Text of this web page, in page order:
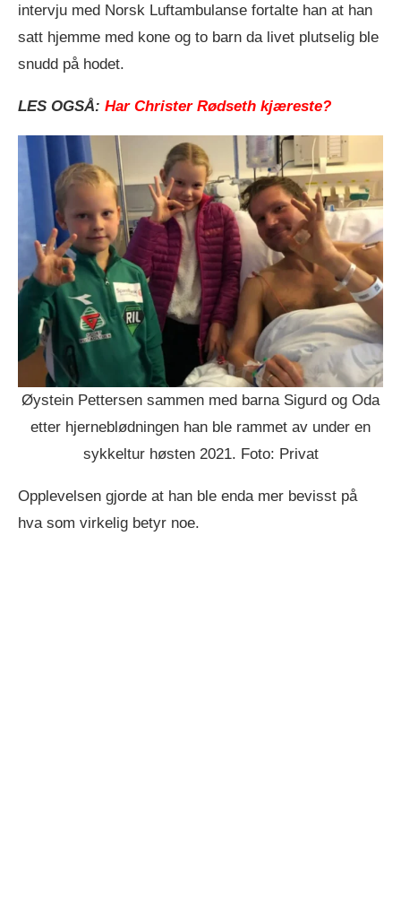
intervju med Norsk Luftambulanse fortalte han at han
satt hjemme med kone og to barn da livet plutselig ble
snudd på hodet.
LES OGSÅ: Har Christer Rødseth kjæreste?
Øystein Pettersen sammen med barna Sigurd og Oda
etter hjerneblødningen han ble rammet av under en
sykkeltur høsten 2021. Foto: Privat
Opplevelsen gjorde at han ble enda mer bevisst på
hva som virkelig betyr noe.